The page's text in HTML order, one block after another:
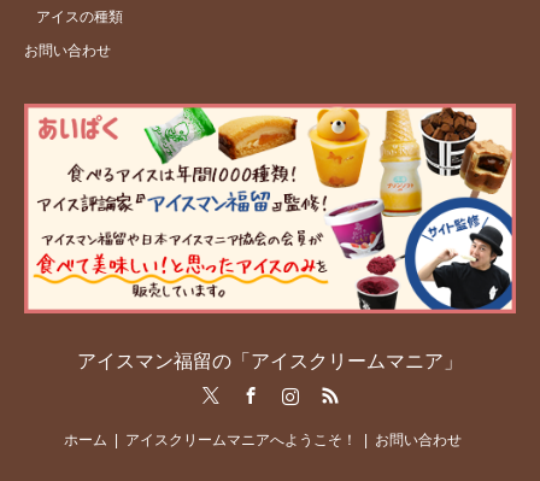
アイスの種類
お問い合わせ
アイスマン福留の「アイスクリームマニア」
RSS
ホーム アイスクリームマニアへようこそ！ お問い合わせ